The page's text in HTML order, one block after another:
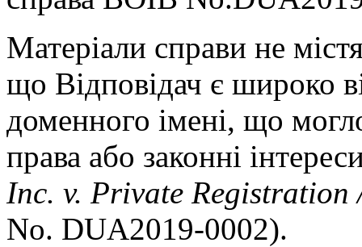
Матеріали справи не
що Відповідач є широко
доменного імені, що
права або законні
Inc. v. Private
No. DUA2019-0002).